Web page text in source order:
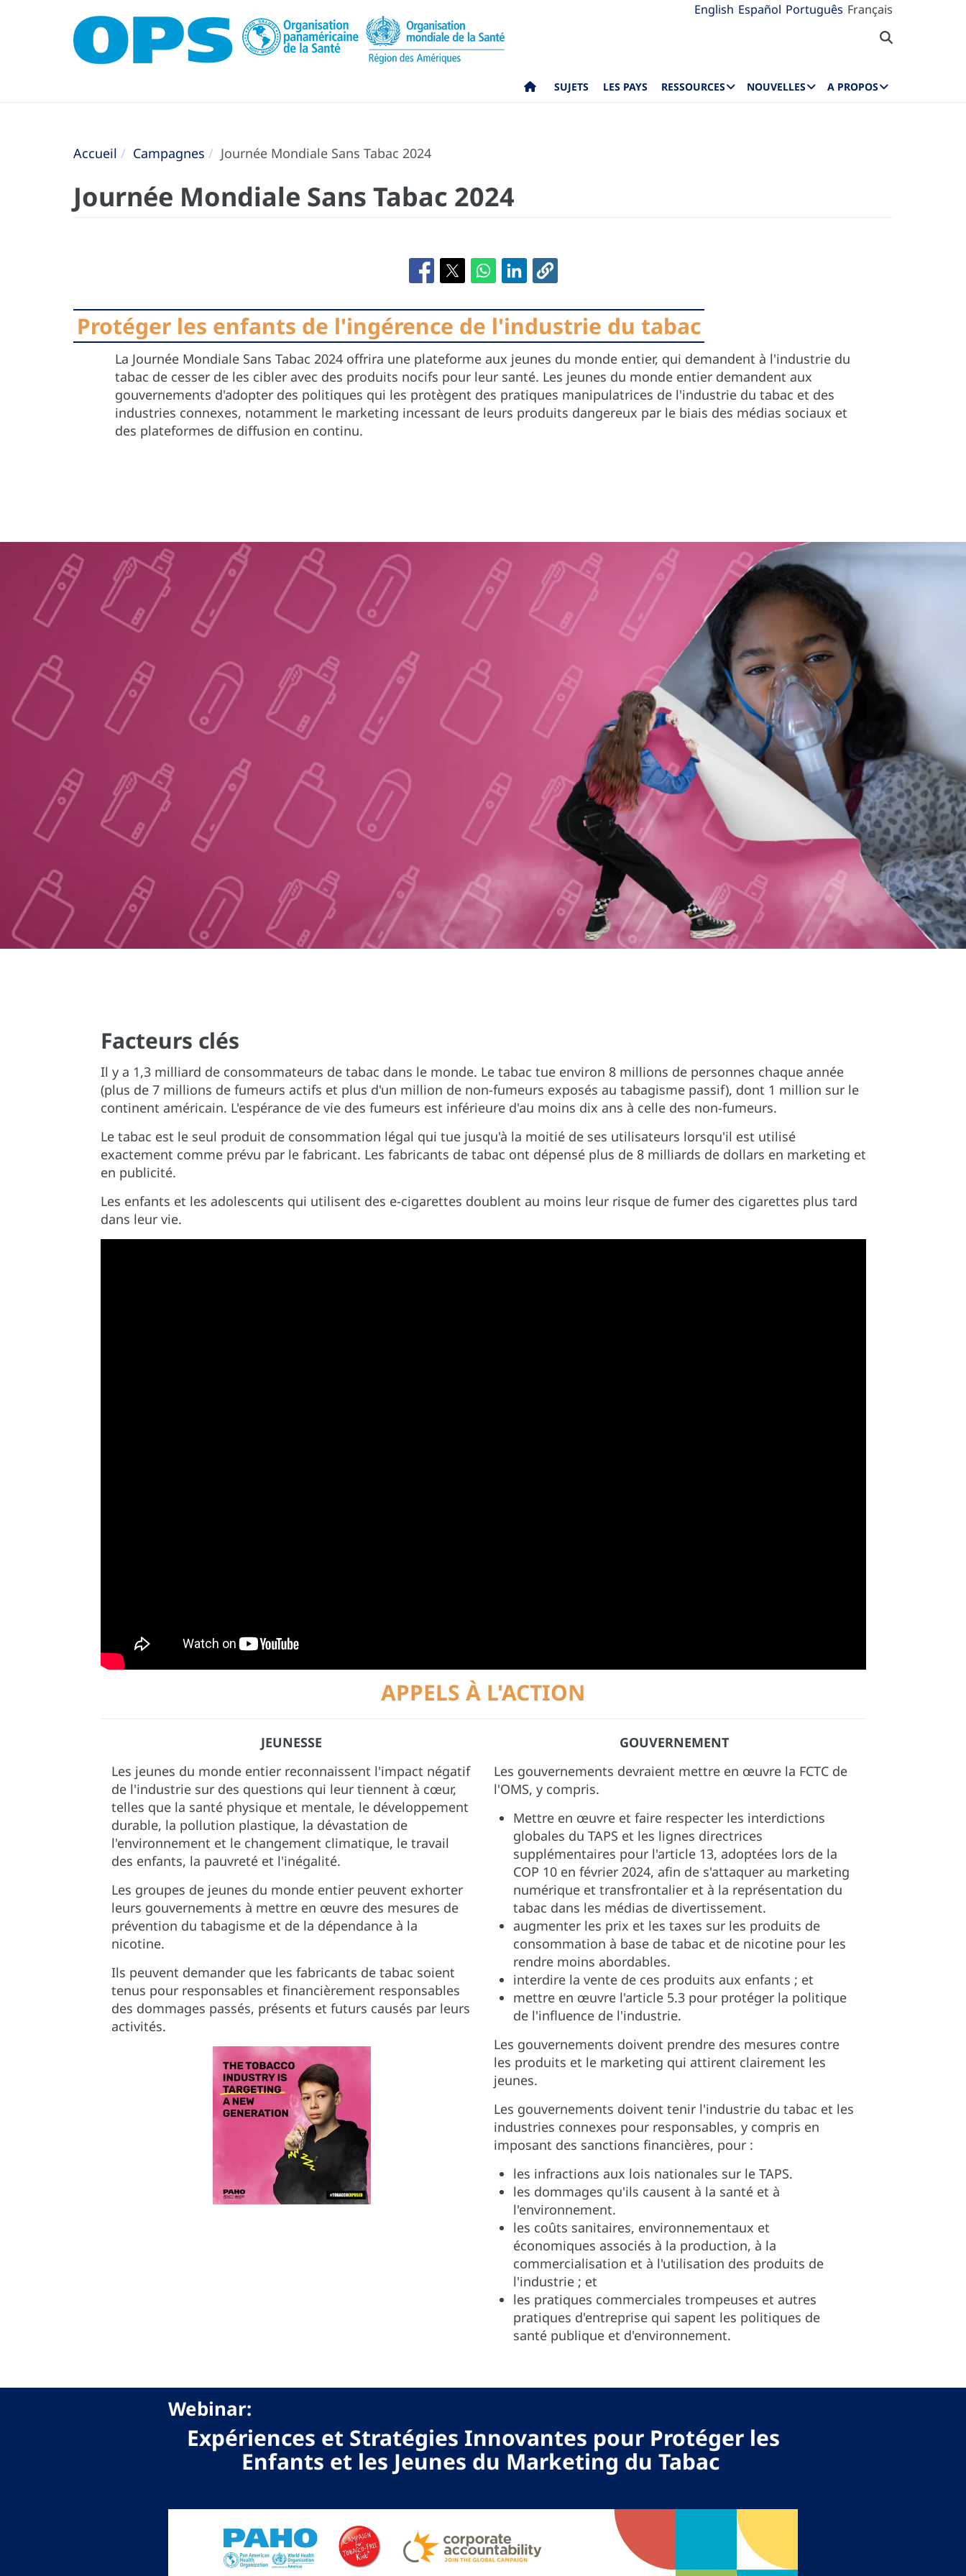
English Español Português Français
SUJETS LES PAYS RESSOURCES NOUVELLES A PROPOS
Accueil Campagnes Journée Mondiale Sans Tabac 2024
Journée Mondiale Sans Tabac 2024
Protéger les enfants de l'ingérence de l'industrie du tabac
La Journée Mondiale Sans Tabac 2024 offrira une plateforme aux jeunes du monde entier, qui demandent à l'industrie du
tabac de cesser de les cibler avec des produits nocifs pour leur santé. Les jeunes du monde entier demandent aux
gouvernements d'adopter des politiques qui les protègent des pratiques manipulatrices de l'industrie du tabac et des
industries connexes, notamment le marketing incessant de leurs produits dangereux par le biais des médias sociaux et
des plateformes de diffusion en continu.
Facteurs clés
Il y a 1,3 milliard de consommateurs de tabac dans le monde. Le tabac tue environ 8 millions de personnes chaque année
(plus de 7 millions de fumeurs actifs et plus d'un million de non-fumeurs exposés au tabagisme passif), dont 1 million sur le
continent américain. L'espérance de vie des fumeurs est inférieure d'au moins dix ans à celle des non-fumeurs.
Le tabac est le seul produit de consommation légal qui tue jusqu'à la moitié de ses utilisateurs lorsqu'il est utilisé
exactement comme prévu par le fabricant. Les fabricants de tabac ont dépensé plus de 8 milliards de dollars en marketing et
en publicité.
Les enfants et les adolescents qui utilisent des e-cigarettes doublent au moins leur risque de fumer des cigarettes plus tard
dans leur vie.
APPELS À L'ACTION
JEUNESSE
Les jeunes du monde entier reconnaissent l'impact négatif
de l'industrie sur des questions qui leur tiennent à cœur,
telles que la santé physique et mentale, le développement
durable, la pollution plastique, la dévastation de
l'environnement et le changement climatique, le travail
des enfants, la pauvreté et l'inégalité.
Les groupes de jeunes du monde entier peuvent exhorter
leurs gouvernements à mettre en œuvre des mesures de
prévention du tabagisme et de la dépendance à la
nicotine.
Ils peuvent demander que les fabricants de tabac soient
tenus pour responsables et financièrement responsables
des dommages passés, présents et futurs causés par leurs
activités.
GOUVERNEMENT
Les gouvernements devraient mettre en œuvre la FCTC de
l'OMS, y compris.
Mettre en œuvre et faire respecter les interdictions
globales du TAPS et les lignes directrices
supplémentaires pour l'article 13, adoptées lors de la
COP 10 en février 2024, afin de s'attaquer au marketing
numérique et transfrontalier et à la représentation du
tabac dans les médias de divertissement.
augmenter les prix et les taxes sur les produits de
consommation à base de tabac et de nicotine pour les
rendre moins abordables.
interdire la vente de ces produits aux enfants ; et
mettre en œuvre l'article 5.3 pour protéger la politique
de l'influence de l'industrie.
Les gouvernements doivent prendre des mesures contre
les produits et le marketing qui attirent clairement les
jeunes.
Les gouvernements doivent tenir l'industrie du tabac et les
industries connexes pour responsables, y compris en
imposant des sanctions financières, pour :
les infractions aux lois nationales sur le TAPS.
les dommages qu'ils causent à la santé et à
l'environnement.
les coûts sanitaires, environnementaux et
économiques associés à la production, à la
commercialisation et à l'utilisation des produits de
l'industrie ; et
les pratiques commerciales trompeuses et autres
pratiques d'entreprise qui sapent les politiques de
santé publique et d'environnement.
Webinar:
Expériences et Stratégies Innovantes pour Protéger les
Enfants et les Jeunes du Marketing du Tabac